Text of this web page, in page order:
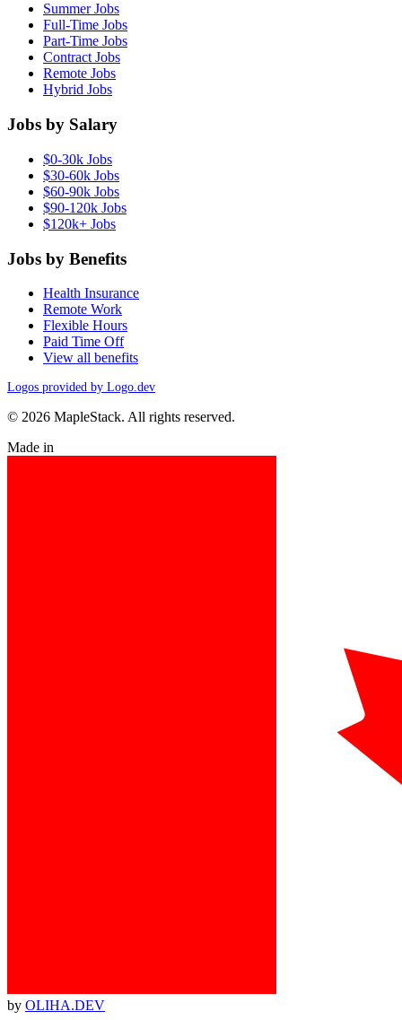
Summer Jobs
Full-Time Jobs
Part-Time Jobs
Contract Jobs
Remote Jobs
Hybrid Jobs
Jobs by Salary
$0-30k Jobs
$30-60k Jobs
$60-90k Jobs
$90-120k Jobs
$120k+ Jobs
Jobs by Benefits
Health Insurance
Remote Work
Flexible Hours
Paid Time Off
View all benefits
Logos provided by Logo.dev
© 2026 MapleStack. All rights reserved.
Made in
by OLIHA.DEV